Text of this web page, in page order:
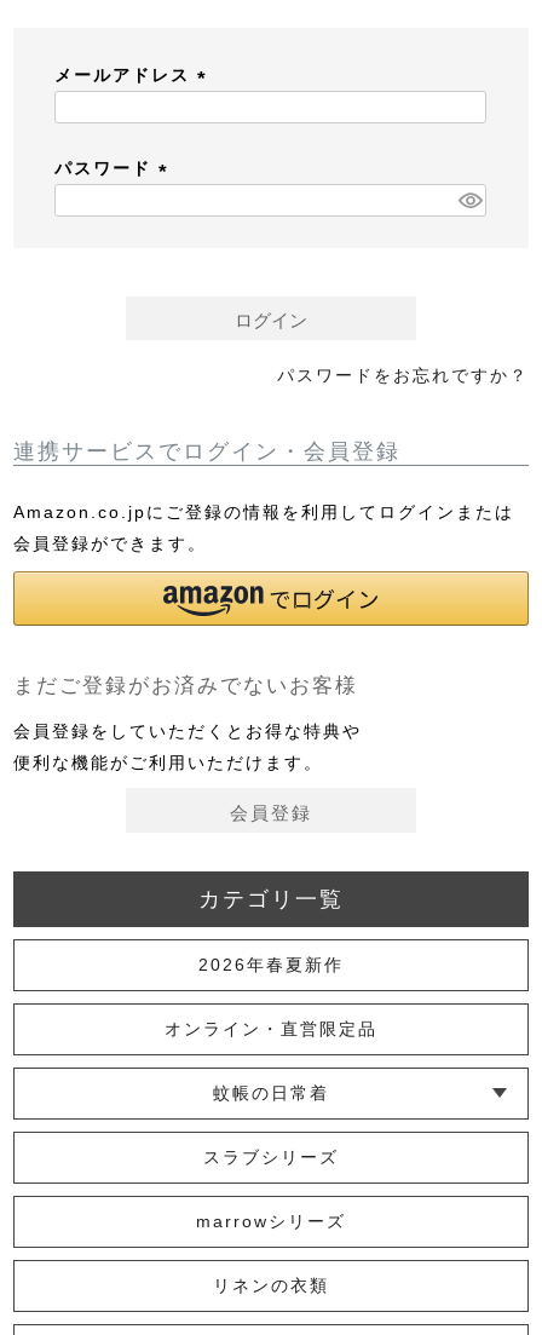
メールアドレス
パスワード
ログイン
パスワードをお忘れですか？
連携サービスでログイン・会員登録
Amazon.co.jpにご登録の情報を利用してログインまたは
会員登録ができます。
まだご登録がお済みでないお客様
会員登録をしていただくとお得な特典や
便利な機能がご利用いただけます。
会員登録
カテゴリ一覧
2026年春夏新作
オンライン・直営限定品
蚊帳の日常着
└ インナー
└ トップス
└ ワンピース
└ パンツ
└ スカート
└ 羽織りもの
└ キッズ・ベビー
スラブシリーズ
marrowシリーズ
リネンの衣類